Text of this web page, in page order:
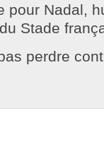
pour Nadal,
Stade
perdre